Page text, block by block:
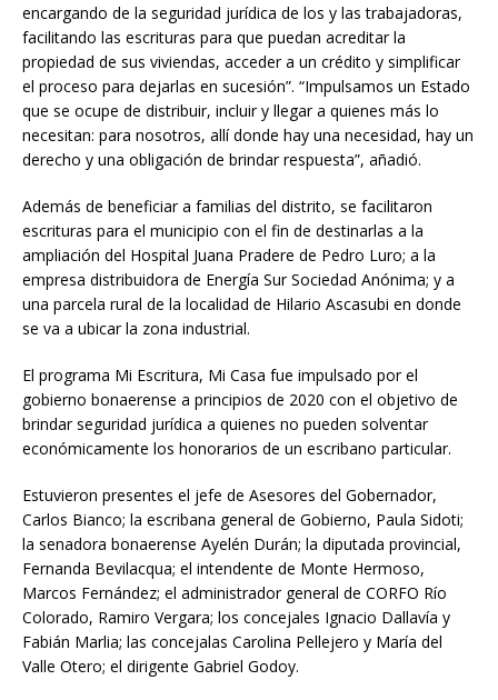
encargando de la seguridad jurídica de los y las trabajadoras,
facilitando las escrituras para que puedan acreditar la
propiedad de sus viviendas, acceder a un crédito y simplificar
el proceso para dejarlas en sucesión”. “Impulsamos un Estado
que se ocupe de distribuir, incluir y llegar a quienes más lo
necesitan: para nosotros, allí donde hay una necesidad, hay un
derecho y una obligación de brindar respuesta”, añadió.
Además de beneficiar a familias del distrito, se facilitaron
escrituras para el municipio con el fin de destinarlas a la
ampliación del Hospital Juana Pradere de Pedro Luro; a la
empresa distribuidora de Energía Sur Sociedad Anónima; y a
una parcela rural de la localidad de Hilario Ascasubi en donde
se va a ubicar la zona industrial.
El programa Mi Escritura, Mi Casa fue impulsado por el
gobierno bonaerense a principios de 2020 con el objetivo de
brindar seguridad jurídica a quienes no pueden solventar
económicamente los honorarios de un escribano particular.
Estuvieron presentes el jefe de Asesores del Gobernador,
Carlos Bianco; la escribana general de Gobierno, Paula Sidoti;
la senadora bonaerense Ayelén Durán; la diputada provincial,
Fernanda Bevilacqua; el intendente de Monte Hermoso,
Marcos Fernández; el administrador general de CORFO Río
Colorado, Ramiro Vergara; los concejales Ignacio Dallavía y
Fabián Marlia; las concejalas Carolina Pellejero y María del
Valle Otero; el dirigente Gabriel Godoy.